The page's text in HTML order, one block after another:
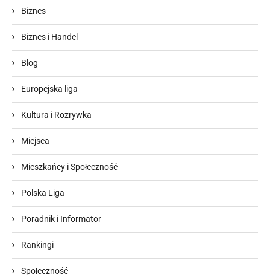
Biznes
Biznes i Handel
Blog
Europejska liga
Kultura i Rozrywka
Miejsca
Mieszkańcy i Społeczność
Polska Liga
Poradnik i Informator
Rankingi
Społeczność